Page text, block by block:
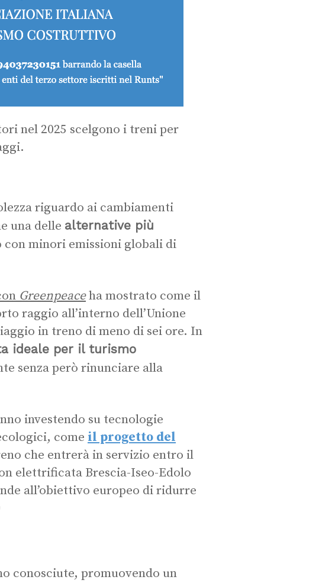
nel 2025 scelgono i treni per
riguardo ai cambiamenti
una delle alternative più
con minori emissioni globali di
Greenpeaceha mostrato come il
raggio all’interno dell’Unione
in treno di meno di sei ore. In
ideale per il turismo
senza però rinunciare alla
investendo su tecnologie
come il progetto del
che entrerà in servizio entro il
elettrificata Brescia-Iseo-Edolo
all’obiettivo europeo di ridurre
conosciute, promuovendo un